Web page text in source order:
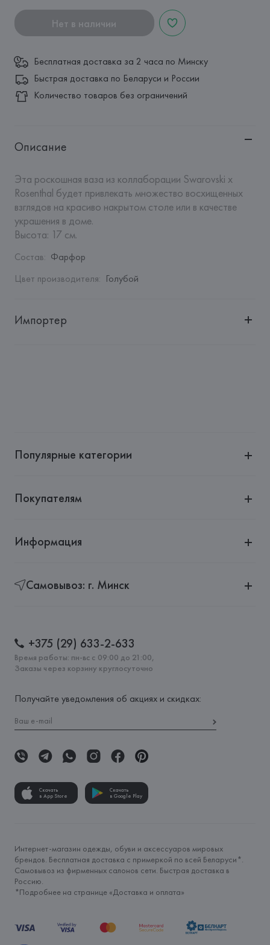
Нет в наличии
Бесплатная доставка за 2 часа по Минску
Быстрая доставка по Беларуси и России
Количество товаров без ограничений
Описание
Эта роскошная ваза из коллаборации Swarovski x
Rosenthal будет привлекать множество восхищенных
взглядов на красиво накрытом столе или в качестве
украшения в доме.
Высота: 17 см.
Состав: Фарфор
Цвет производителя: Голубой
Импортер
Страна происхождения товара:
Популярные категории
Покупателям
Информация
Самовывоз: г. Минск
+375 (29) 633-2-633
Время работы: пн-вс с 09:00 до 21:00,
Заказы через корзину круглосуточно
Получайте уведомления об акциях и скидках:
Скачать
в App Store
Скачать
в Google Play
Интернет-магазин одежды, обуви и аксессуаров мировых
брендов. Бесплатная доставка с примеркой по всей Беларуси*.
Самовывоз из фирменных салонов сети. Быстрая доставка в
Россию.
*Подробнее на странице «Доставка и оплата»